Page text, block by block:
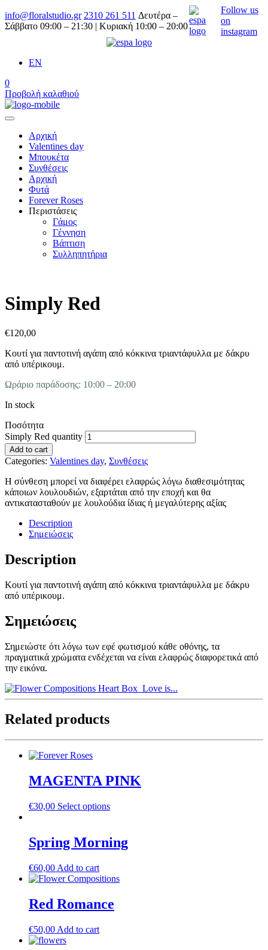
info@floralstudio.gr 2310 261 511 Δευτέρα –
Σάββατο 09:00 – 21:30 | Κυριακή 10:00 – 20:00
Follow us
on
instagram
EN
0
Προβολή καλαθιού
Αρχική
Valentines day
Μπουκέτα
Συνθέσεις
Αρχική
Φυτά
Forever Roses
Περιστάσεις
Γάμος
Γέννηση
Βάπτιση
Συλληπητήρια
Simply Red
€120,00
Κουτί για παντοτινή αγάπη από κόκκινα τριαντάφυλλα με δάκρυ
από υπέρικουμ.
Ωράριο παράδοσης: 10:00 – 20:00
In stock
Ποσότητα
Simply Red quantity
Add to cart
Categories: Valentines day, Συνθέσεις
Η σύνθεση μπορεί να διαφέρει ελαφρώς λόγω διαθεσιμότητας
κάποιων λουλουδιών, εξαρτάται από την εποχή και θα
αντικατασταθούν με λουλούδια ίδιας ή μεγαλύτερης αξίας
Description
Σημειώσεις
Description
Κουτί για παντοτινή αγάπη από κόκκινα τριαντάφυλλα με δάκρυ
από υπέρικουμ.
Σημειώσεις
Σημειώστε ότι λόγω των εφέ φωτισμού κάθε οθόνης, τα
πραγματικά χρώματα ενδέχεται να είναι ελαφρώς διαφορετικά από
την εικόνα.
Heart Box Love is...
Related products
MAGENTA PINK
€30,00 Select options
Spring Morning
€60,00 Add to cart
Red Romance
€50,00 Add to cart